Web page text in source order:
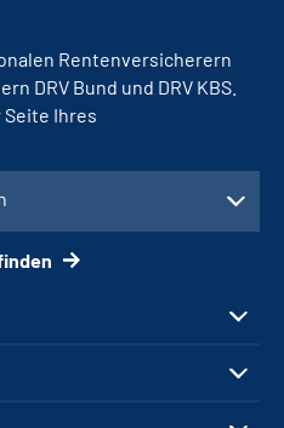
Rentenversicherern
DRV Bund und DRV KBS.
Ihres